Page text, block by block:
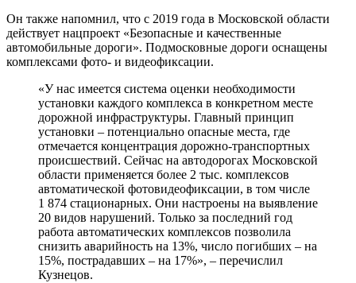
Он также напомнил, что с 2019 года в Московской области
действует нацпроект «Безопасные и качественные
автомобильные дороги». Подмосковные дороги оснащены
комплексами фото- и видеофиксации.
«У нас имеется система оценки необходимости
установки каждого комплекса в конкретном месте
дорожной инфраструктуры. Главный принцип
установки – потенциально опасные места, где
отмечается концентрация дорожно-транспортных
происшествий. Сейчас на автодорогах Московской
области применяется более 2 тыс. комплексов
автоматической фотовидеофиксации, в том числе
1 874 стационарных. Они настроены на выявление
20 видов нарушений. Только за последний год
работа автоматических комплексов позволила
снизить аварийность на 13%, число погибших – на
15%, пострадавших – на 17%», – перечислил
Кузнецов.